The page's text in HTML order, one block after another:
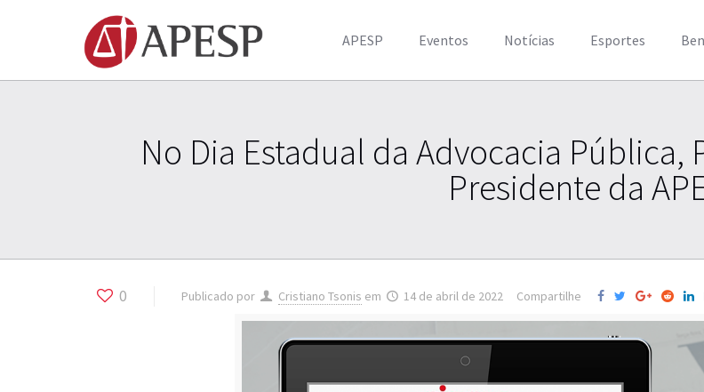
APESP Eventos Notícias Esportes
No Dia Estadual da Advocacia Pública,
Presidente da
0 Publicado por Cristiano Tsonis em 14 de abril de 2022 Compartilhe